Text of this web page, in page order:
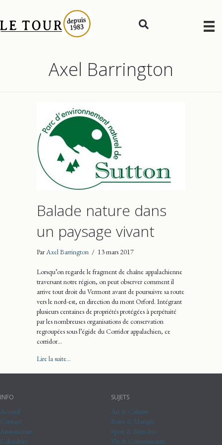
Axel Barrington
Balade nature dans
un paysage vivant
ParAxel Barrington / 13 mars 2017
Lorsqu’on regarde le fragment de chaîne appalachienne
traversant notre région, on peut observer comment il
arrive tout droit du Vermont avant de poursuivre sa route
vers le nord-est, en direction du mont Orford. Intégrant
plusieurs centaines de propriétés protégées à perpétuité
par les nombreuses organisations de conservation
regroupées sous l’égide du Corridor appalachien, ce
corridor…
Lire la suite...
INFO
Accueil
Contact
Annonceurs
Calendrier
SUJETS
Art & Culture
Boire & Manger
Sport & Bien-être
Vie & Communauté